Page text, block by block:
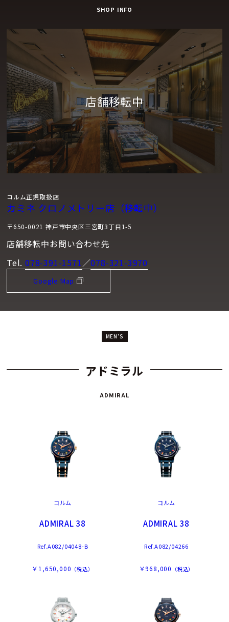
SHOP INFO
コルム正規取扱店
カミネ クロノメトリー店（移転中）
〒650-0021 神戸市中央区三宮町3丁目1-5
店舗移転中お問い合わせ先
Tel. 078-391-1571／078-321-3970
Google Map
MEN'S
アドミラル
ADMIRAL
コルム
ADMIRAL 38
Ref.A082/04048-B
￥1,650,000 （税込）
コルム
ADMIRAL 38
Ref.A082/04266
￥968,000 （税込）